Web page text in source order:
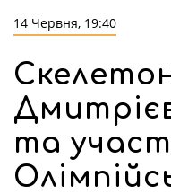
14 Червня, 19:40
та